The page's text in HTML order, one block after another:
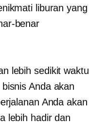
liburan yang
benar
lebih sedikit waktu
Anda akan
Anda akan
lebih hadir dan